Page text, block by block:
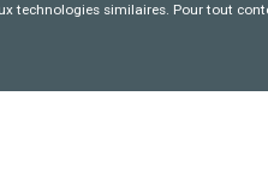
technologies similaires. Pour tout